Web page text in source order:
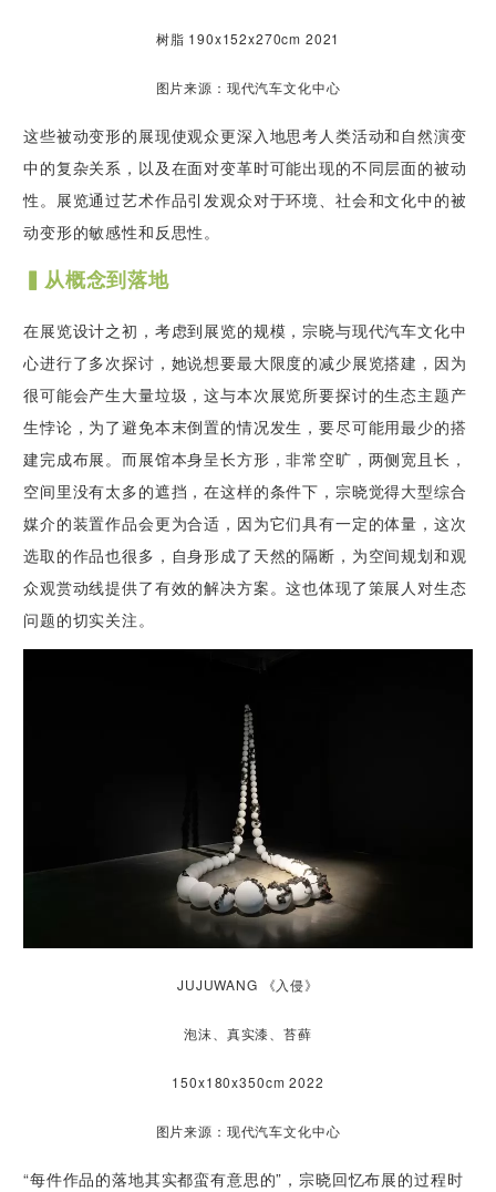
树脂 190x152x270cm 2021
图片来源：现代汽车文化中心
这些被动变形的展现使观众更深入地思考人类活动和自然演变
中的复杂关系，以及在面对变革时可能出现的不同层面的被动
性。展览通过艺术作品引发观众对于环境、社会和文化中的被
动变形的敏感性和反思性。
▍从概念到落地
在展览设计之初，考虑到展览的规模，宗晓与现代汽车文化中
心进行了多次探讨，她说想要最大限度的减少展览搭建，因为
很可能会产生大量垃圾，这与本次展览所要探讨的生态主题产
生悖论，为了避免本末倒置的情况发生，要尽可能用最少的搭
建完成布展。而展馆本身呈长方形，非常空旷，两侧宽且长，
空间里没有太多的遮挡，在这样的条件下，宗晓觉得大型综合
媒介的装置作品会更为合适，因为它们具有一定的体量，这次
选取的作品也很多，自身形成了天然的隔断，为空间规划和观
众观赏动线提供了有效的解决方案。这也体现了策展人对生态
问题的切实关注。
JUJUWANG 《入侵》
泡沫、真实漆、苔藓
150x180x350cm 2022
图片来源：现代汽车文化中心
“每件作品的落地其实都蛮有意思的”，宗晓回忆布展的过程时